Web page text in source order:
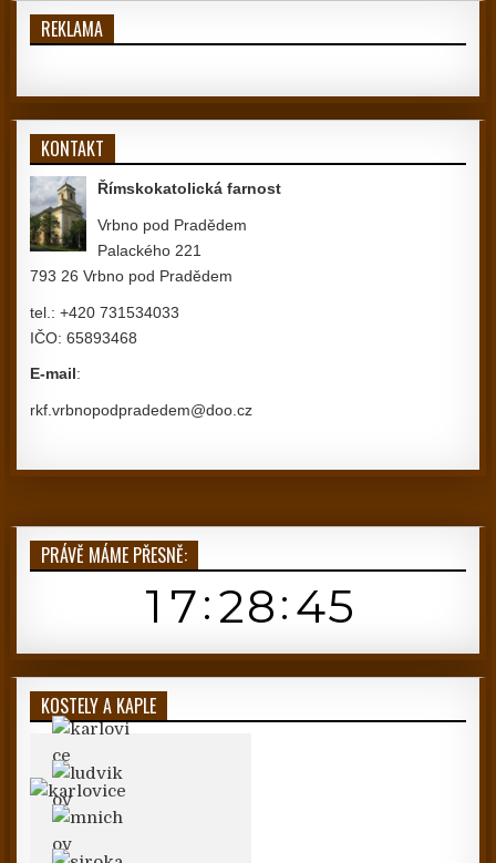
REKLAMA
KONTAKT
Římskokatolická farnost
Vrbno pod Pradědem
Palackého 221
793 26 Vrbno pod Pradědem
tel.: +420 731534033
IČO: 65893468
E-mail:
rkf.vrbnopodpradedem@doo.cz
PRÁVĚ MÁME PŘESNĚ:
KOSTELY A KAPLE